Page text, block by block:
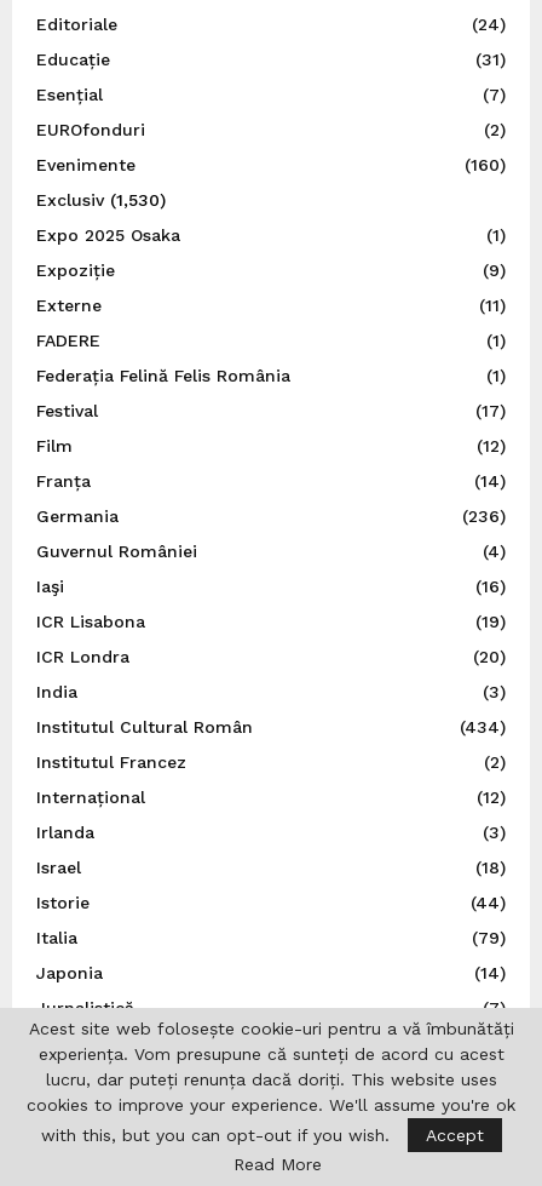
Editoriale
(24)
Educație
(31)
Esențial
(7)
EUROfonduri
(2)
Evenimente
(160)
Exclusiv(1,530)
Expo 2025 Osaka
(1)
Expoziție
(9)
Externe
(11)
FADERE
(1)
Federația Felină Felis România
(1)
Festival
(17)
Film
(12)
Franța
(14)
Germania
(236)
Guvernul României
(4)
Iaşi
(16)
ICR Lisabona
(19)
ICR Londra
(20)
India
(3)
Institutul Cultural Român
(434)
Institutul Francez
(2)
Internațional
(12)
Irlanda
(3)
Israel
(18)
Istorie
(44)
Italia
(79)
Japonia
(14)
Jurnalistică
(7)
Liga Scriitorilor Români
Literatură
(28)
Lituania
(6)
(2)
Acest site web folosește cookie-uri pentru a vă îmbunătăți
experiența. Vom presupune că sunteți de acord cu acest
lucru, dar puteți renunța dacă doriți. This website uses
cookies to improve your experience. We'll assume you're ok
with this, but you can opt-out if you wish.
Accept
Read More